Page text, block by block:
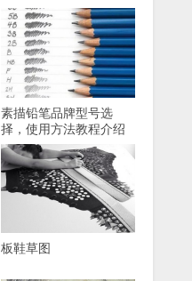
素描铅笔品牌型号选
择，使用方法教程介绍
板鞋草图